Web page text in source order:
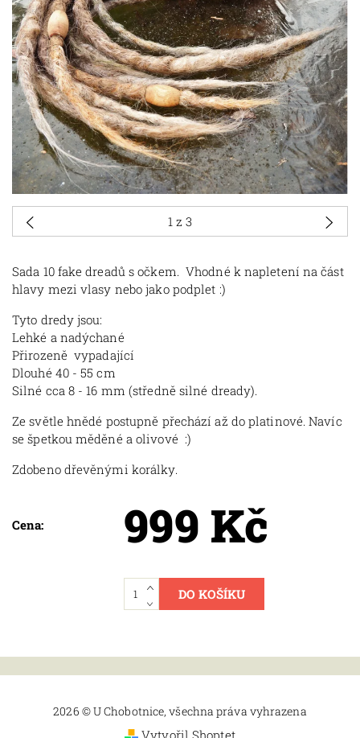
Sada 10 fake dreadů s očkem. Vhodné k napletení na část
hlavy mezi vlasy nebo jako podplet :)
Tyto dredy jsou:
Lehké a nadýchané
Přirozeně vypadající
Dlouhé 40 - 55 cm
Silné cca 8 - 16 mm (středně silné dready).
Ze světle hnědé postupně přechází až do platinové. Navíc
se špetkou měděné a olivové :)
Zdobeno dřevěnými korálky.
Cena: 999 Kč
1z 3
2026 © U Chobotnice, všechna práva vyhrazena
Vytvořil Shoptet